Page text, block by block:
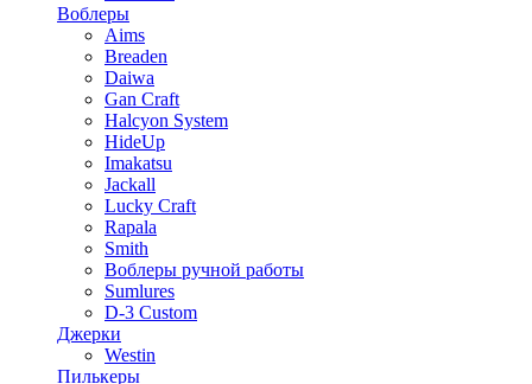
Воблеры
Aims
Breaden
Daiwa
Gan Craft
Halcyon System
HideUp
Imakatsu
Jackall
Lucky Craft
Rapala
Smith
Воблеры ручной работы
Sumlures
D-3 Custom
Джерки
Westin
Пилькеры